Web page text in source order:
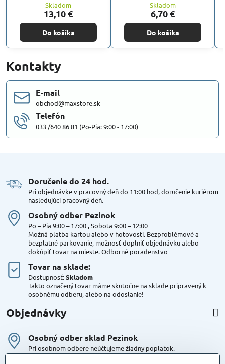
Skladom
13,10 €
Do košíka
Skladom
6,70 €
Do košíka
Kontakty
E-mail
obchod@maxstore.sk
Telefón
033 /640 86 81 (Po-Pia: 9:00 - 17:00)
Doručenie do 24 hod​.
Pri objednávke v pracovný deň do 11:00 hod, doručenie kuriérom
nasledujúci pracovný deň.
Osobný odber Pezinok
Po – Pia 9:00 – 17:00 , Sobota 9:00 – 12:00
Možná platba kartou alebo v hotovosti. Bezproblémové a
bezplatné parkovanie, možnosť doplniť objednávku alebo
dokúpiť tovar na mieste. Odborné poradenstvo
Tovar na sklade:
Dostupnosť:Skladom
Takto označený tovar máme skutočne na sklade pripravený k
osobnému odberu, alebo na odoslanie!
Objednávky
Osobný odber sklad Pezinok
Pri osobnom odbere neúčtujeme žiadny poplatok.